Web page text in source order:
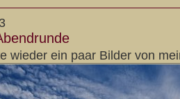
wieder ein paar Bilder von